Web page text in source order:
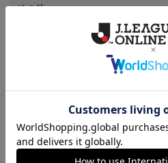
その他
決済について
ギフト対応について